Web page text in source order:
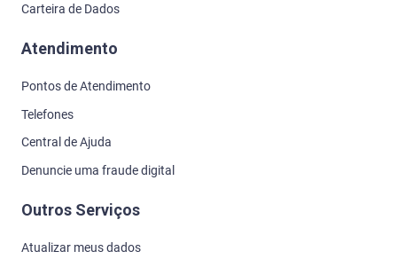
Carteira de Dados
Atendimento
Pontos de Atendimento
Telefones
Central de Ajuda
Denuncie uma fraude digital
Outros Serviços
Atualizar meus dados